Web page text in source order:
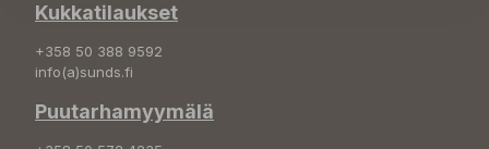
Kukkatilaukset
+358 50 388 9592
info(a)sunds.fi
Puutarhamyymälä